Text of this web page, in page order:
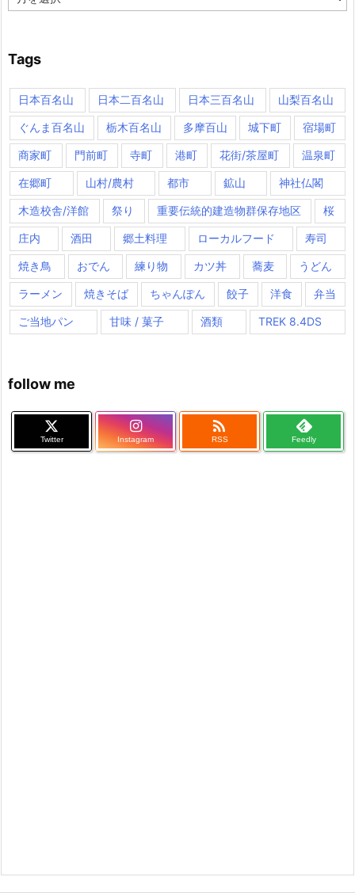
Tags
日本百名山 日本二百名山 日本三百名山 山梨百名山
ぐんま百名山 栃木百名山 多摩百山 城下町 宿場町
商家町 門前町 寺町 港町 花街/茶屋町 温泉町
在郷町 山村/農村 都市 鉱山 神社仏閣
木造校舎/洋館 祭り 重要伝統的建造物群保存地区 桜
庄内 酒田 郷土料理 ローカルフード 寿司
焼き鳥 おでん 練り物 カツ丼 蕎麦 うどん
ラーメン 焼きそば ちゃんぽん 餃子 洋食 弁当
ご当地パン 甘味 / 菓子 酒類 TREK 8.4DS
follow me
Twitter Instagram

RSS Feedly